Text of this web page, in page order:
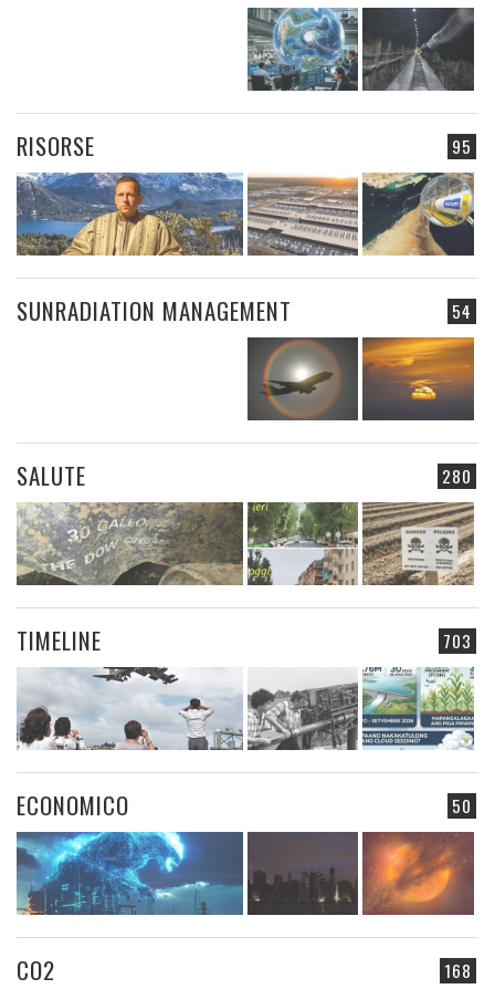
95
RISORSE
54
SUNRADIATION MANAGEMENT
280
SALUTE
703
TIMELINE
50
ECONOMICO
168
CO2